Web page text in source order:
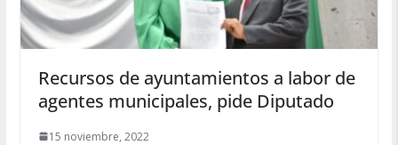
Recursos de ayuntamientos a labor de
agentes municipales, pide Diputado
15 noviembre, 2022